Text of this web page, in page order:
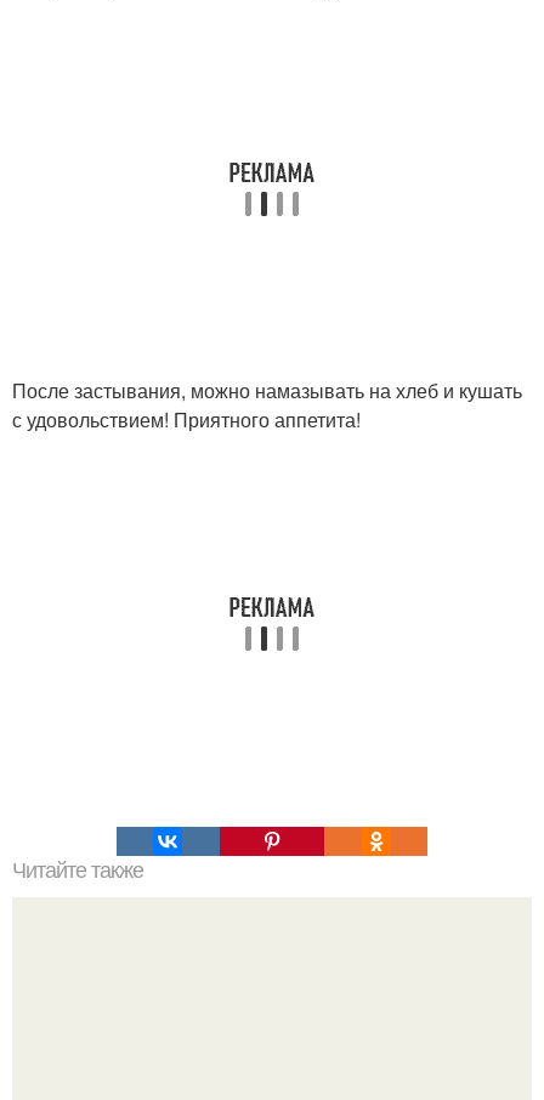
После застывания, можно намазывать на хлеб и кушать
с удовольствием! Приятного аппетита!
Читайте также